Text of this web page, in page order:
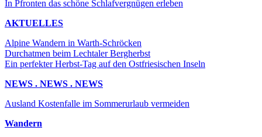
In Pfronten das schöne Schlafvergnügen erleben
AKTUELLES
Alpine Wandern in Warth-Schröcken
Durchatmen beim Lechtaler Bergherbst
Ein perfekter Herbst-Tag auf den Ostfriesischen Inseln
NEWS . NEWS . NEWS
Ausland Kostenfalle im Sommerurlaub vermeiden
Wandern